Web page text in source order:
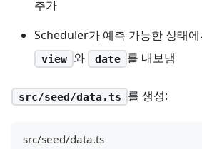
추가
Scheduler가 예측 가능한 상태
view 와 date 를 내보냄
src/seed/data.ts 를 생성:
src/seed/data.ts